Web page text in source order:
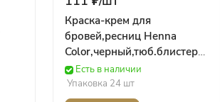
Краска-крем для
бровей,ресниц Henna
Color,черный,тюб.блистер
(5мл) 1223
ФИТОКОСМЕТИК
Есть в наличии
Упаковка 24 шт